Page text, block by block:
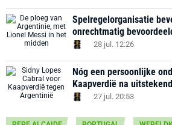
Spelregelorganisatie
onrechtmatig
28 jul. 12:26
Nóg een persoonlijke
Kaapverdië na
27 jul. 20:53